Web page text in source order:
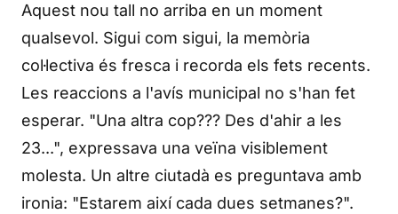
Aquest nou tall no arriba en un moment
qualsevol. Sigui com sigui, la memòria
col·lectiva és fresca i recorda els fets recents.
Les reaccions a l'avís municipal no s'han fet
esperar. "Una altra cop??? Des d'ahir a les
23...", expressava una veïna visiblement
molesta. Un altre ciutadà es preguntava amb
ironia: "Estarem així cada dues setmanes?".